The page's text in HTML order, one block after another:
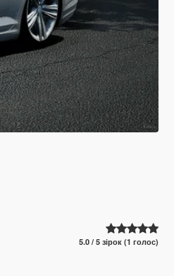
5.0 / 5 зірок (1 голос)